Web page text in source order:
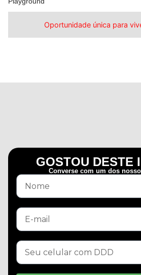
Oportunidade única para
GOSTOU DESTE
Converse com um dos